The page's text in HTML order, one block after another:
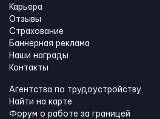
Карьера
Отзывы
Страхование
Баннерная реклама
Наши награды
Контакты
Агентства по трудоустройству
Найти на карте
Форум о работе за границей